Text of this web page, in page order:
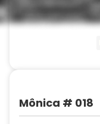
Mônica # 018